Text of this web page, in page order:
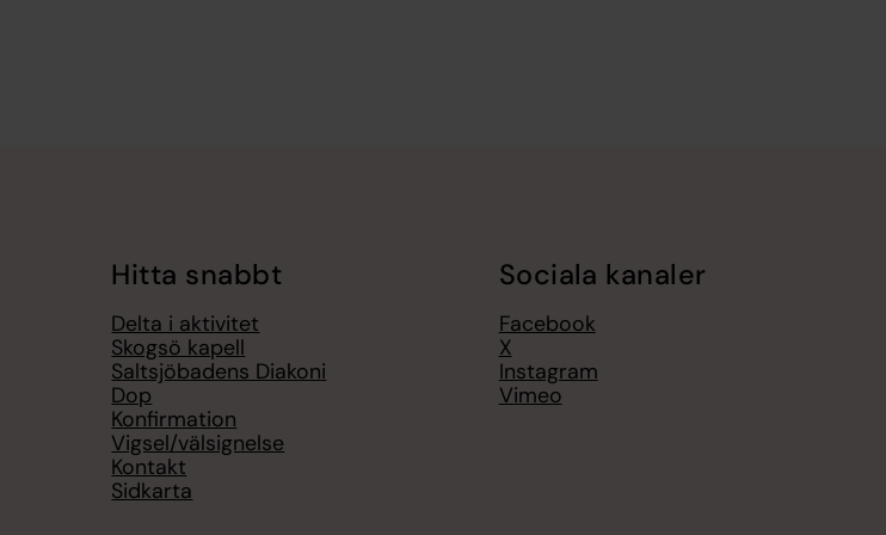
Hitta snabbt
Delta i aktivitet
Skogsö kapell
Saltsjöbadens Diakoni
Dop
Konfirmation
Vigsel/välsignelse
Kontakt
Sidkarta
Sociala kanaler
Facebook
X
Instagram
Vimeo